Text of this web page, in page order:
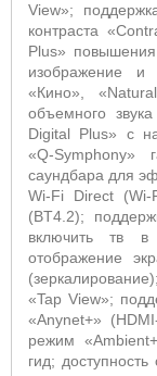
View»;
контраста
Plus»
изображение и
«Кино»,
объемного
Digital Plus» с
«Q-Symphony»
саундбара для
Wi-Fi Direct (Wi-
(BT4.2);
включить тв в
отображение
«Tap View»;
«Anynet+»
режим
гид;